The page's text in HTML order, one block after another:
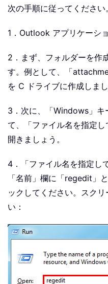
次の手順に従ってください。
1．Outlook アプリケーシ
2．まず、フォルダーを作
す。例として、「
を C ドライブに作成しまし
3．次に、「Windows」キ
て、「ファイル名を指定
開きましょう。
4．「ファイル名を指定し
「名前」欄に「regedit」
ックしてください。スク
い：